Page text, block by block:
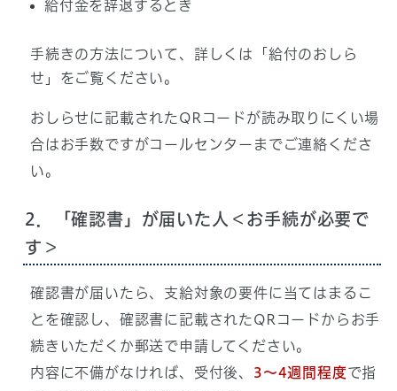
給付金を辞退するとき
手続きの方法について、詳しくは「給付のおしら
せ」をご覧ください。
おしらせに記載されたQRコードが読み取りにくい場
合はお手数ですがコールセンターまでご連絡くださ
い。
2．「確認書」が届いた人＜お手続が必要で
す＞
確認書が届いたら、支給対象の要件に当てはまるこ
とを確認し、確認書に記載されたQRコードからお手
続きいただくか郵送で申請してください。
内容に不備がなければ、受付後、 3～4週間程度で指